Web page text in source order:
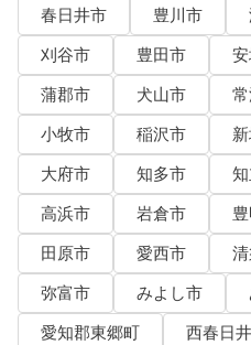
春日井市
豊川市
刈谷市
豊田市
蒲郡市
犬山市
小牧市
稲沢市
大府市
知多市
高浜市
岩倉市
田原市
愛西市
弥富市
みよし市
愛知郡東郷町
西春日